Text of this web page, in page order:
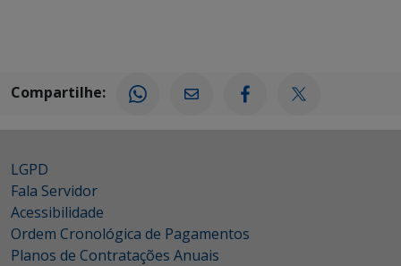
Compartilhe:
LGPD
Fala Servidor
Acessibilidade
Ordem Cronológica de Pagamentos
Planos de Contratações Anuais